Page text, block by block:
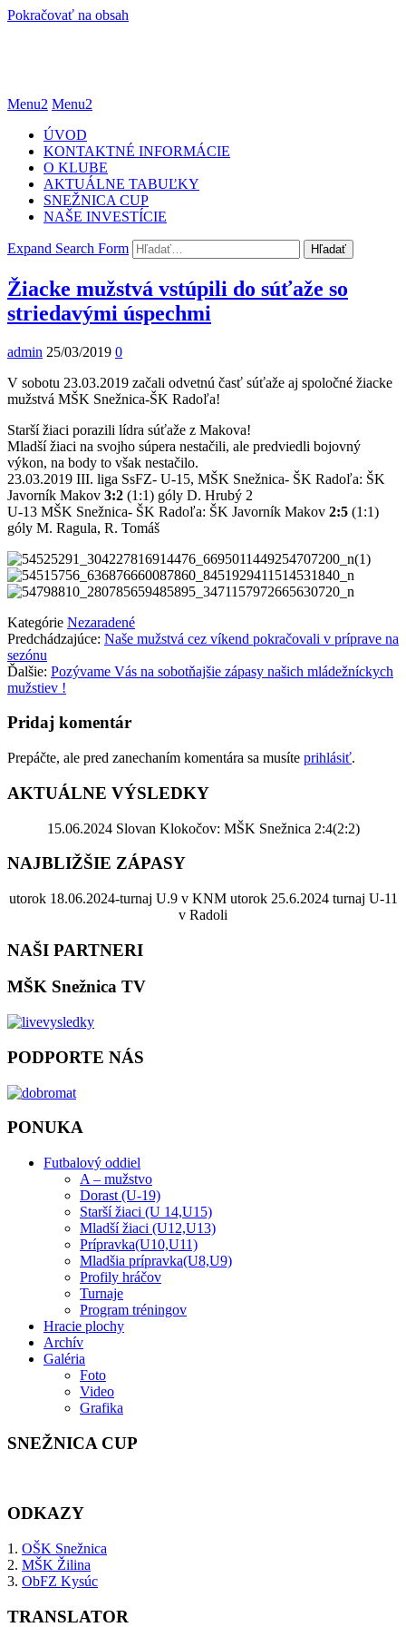
Pokračovať na obsah
Menu2 Menu2
ÚVOD
KONTAKTNÉ INFORMÁCIE
O KLUBE
AKTUÁLNE TABUĽKY
SNEŽNICA CUP
NAŠE INVESTÍCIE
Expand Search Form Hľadať
Žiacke mužstvá vstúpili do súťaže so
striedavými úspechmi
admin 25/03/2019 0
V sobotu 23.03.2019 začali odvetnú časť súťaže aj spoločné žiacke
mužstvá MŠK Snežnica-ŠK Radoľa!
Starší žiaci porazili lídra súťaže z Makova!
Mladší žiaci na svojho súpera nestačili, ale predviedli bojovný
výkon, na body to však nestačilo.
23.03.2019 III. liga SsFZ- U-15, MŠK Snežnica- ŠK Radoľa: ŠK
Javorník Makov 3:2 (1:1) góly D. Hrubý 2
U-13 MŠK Snežnica- ŠK Radoľa: ŠK Javorník Makov 2:5 (1:1)
góly M. Ragula, R. Tomáš
Kategórie Nezaradené
Predchádzajúce: Naše mužstvá cez víkend pokračovali v príprave na
sezónu
Ďalšie: Pozývame Vás na sobotňajšie zápasy našich mládežníckych
mužstiev !
Pridaj komentár
Prepáčte, ale pred zanechaním komentára sa musíte prihlásiť.
AKTUÁLNE VÝSLEDKY
15.06.2024 Slovan Klokočov: MŠK Snežnica 2:4(2:2)
NAJBLIŽŠIE ZÁPASY
utorok 18.06.2024-turnaj U.9 v KNM utorok 25.6.2024 turnaj U-11
v Radoli
NAŠI PARTNERI
MŠK Snežnica TV
PODPORTE NÁS
PONUKA
Futbalový oddiel
A – mužstvo
Dorast (U-19)
Starší žiaci (U 14,U15)
Mladší žiaci (U12,U13)
Prípravka(U10,U11)
Mladšia prípravka(U8,U9)
Profily hráčov
Turnaje
Program tréningov
Hracie plochy
Archív
Galéria
Foto
Video
Grafika
SNEŽNICA CUP
ODKAZY
1. OŠK Snežnica
2. MŠK Žilina
3. ObFZ Kysúc
TRANSLATOR